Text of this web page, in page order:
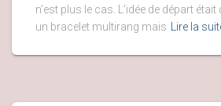
n’est plus le cas. L’idée de départ
un bracelet multirang mais Lire la